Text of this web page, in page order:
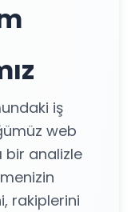
iş
web
bir analizle
rakiplerini